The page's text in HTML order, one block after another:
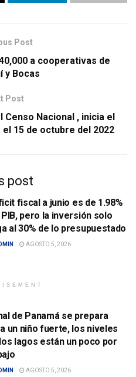
Post
a cooperativas de
y Bocas
Post
Censo Nacional , inicia el
15 de octubre del 2022
post
fiscal a junio es de 1.98%
pero la inversión solo
al 30% de lo presupuestado
AGOSTO 5, 2026
de Panamá se prepara
un niño fuerte, los niveles
lagos están un poco por
AGOSTO 5, 2026